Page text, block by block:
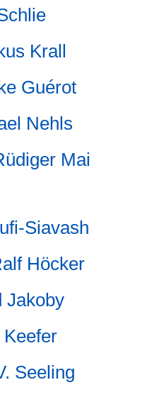
Krall
Guérot
Nehls
Mai
Siavash
Höcker
Jakoby
Seeling